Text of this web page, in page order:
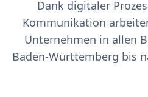
Dank digitaler
Kommunikation
Unternehmen in allen
Baden-Württemberg bis